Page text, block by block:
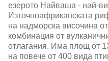
езерото Найваша - най-
Източноафриканската
на надморска височина
комбинация от
отлагания. Има площ от
на повече от 400 вида